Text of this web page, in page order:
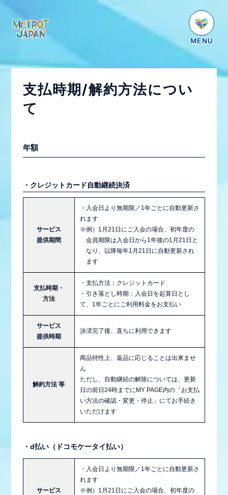
NEWS
SCHEDULE
番組紹介
お問い合わせ
会員登録 ログイン
STAFF REPORT
支払時期/解約方法につい
て
年額
・クレジットカード自動継続決済
サービス
提供期間
・入会日より無期限／1年ごとに自動更新さ
れます
※例）1月21日にご入会の場合、初年度の
会員期限は入会日から1年後の1月21日と
なり、以降毎年1月21日に自動更新され
ます
支払時期・
方法
・支払方法：クレジットカード
・引き落とし時期：入会日を起算日とし
て、1年ごとにご利用料金をお支払い
サービス
提供時期
決済完了後、直ちに利用できます
解約方法 等
商品特性上、返品に応じることは出来ませ
ん
ただし、自動継続の解除については、更新
日の前日24時までにMY PAGE内の「お支払
い方法の確認・変更・停止」にてお手続き
いただけます
・d払い（ドコモケータイ払い）
サービス
・入会日より無期限／1年ごとに自動更新さ
れます
※例）1月21日にご入会の場合、初年度の